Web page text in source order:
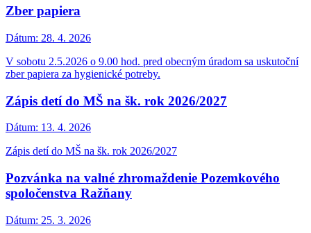
Zber papiera
Dátum: 28. 4. 2026
V sobotu 2.5.2026 o 9.00 hod. pred obecným úradom sa uskutoční
zber papiera za hygienické potreby.
Zápis detí do MŠ na šk. rok 2026/2027
Dátum: 13. 4. 2026
Zápis detí do MŠ na šk. rok 2026/2027
Pozvánka na valné zhromaždenie Pozemkového
spoločenstva Ražňany
Dátum: 25. 3. 2026